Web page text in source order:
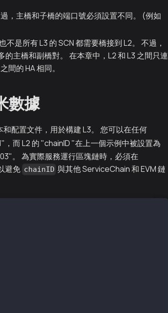
，主橋和子橋的端口號必須設置不同。 (例如
是所有 L3 的 SCN 都需要橋接到 L2。 不過，
主橋和副橋對。 在本章中，L2 和 L3 之間只連
間的 HA 相同。
數據
和配置文件，用於構建 L3。 您可以在任何
，而 L2 的 "chainID "在上一個示例中被設置為
。 為實際服務運行區塊鏈時，必須在
避免 chainID 與其他 ServiceChain 和 EVM 鏈